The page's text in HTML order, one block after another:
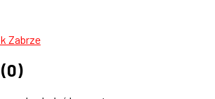
Zabrze
(0)